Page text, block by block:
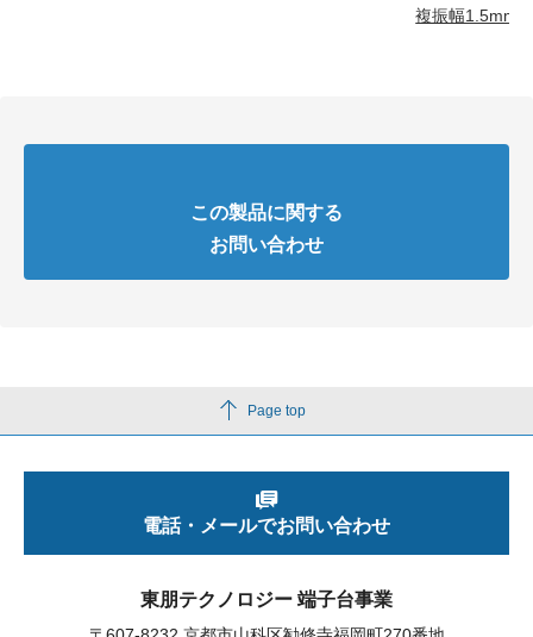
複振幅1.5mm
この製品に関する
お問い合わせ
Page top
東朋テクノロジー 端子台事業
電話・メールでお問い合わせ